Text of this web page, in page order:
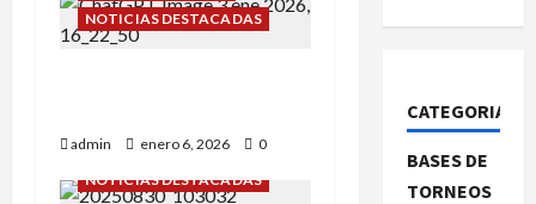
NOTICIAS DESTACADAS
admin enero 6, 2026
0
NOTICIAS DESTACADAS
CATEGORIAS
BASES DE
TORNEOS